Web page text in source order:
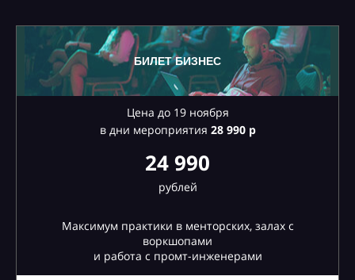
БИЛЕТ БИЗНЕС
Цена до 19 ноября
в дни мероприятия 28990 р
24 990
рублей
Максимум практики в менторских, залах с
воркшопами
и работа с промт-инженерами